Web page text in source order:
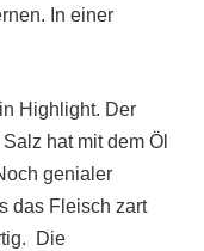
In einer
Highlight. Der
hat mit dem Öl
genialer
das Fleisch zart
Die